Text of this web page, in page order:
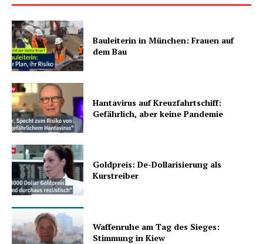
Bauleiterin in München: Frauen auf
dem Bau
Hantavirus auf Kreuzfahrtschiff:
Gefährlich, aber keine Pandemie
Goldpreis: De-Dollarisierung als
Kurstreiber
Waffenruhe am Tag des Sieges:
Stimmung in Kiew